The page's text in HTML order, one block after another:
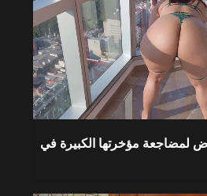
لمضاجعة مؤخرتها الكبيرة في